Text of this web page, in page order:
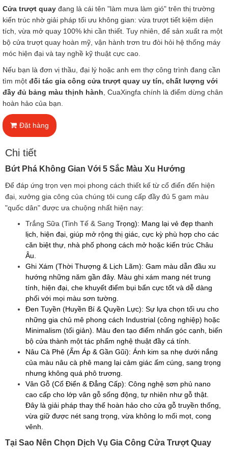
Cửa trượt quay đang là cái tên "làm mưa làm gió" trên thị trường
kiến trúc nhờ giải pháp tối ưu không gian: vừa trượt tiết kiệm diện
tích, vừa mở quay 100% khi cần thiết. Tuy nhiên, để sản xuất ra một
bộ cửa trượt quay hoàn mỹ, vận hành trơn tru đòi hỏi hệ thống máy
móc hiện đại và tay nghề kỹ thuật cực cao.
Nếu bạn là đơn vị thầu, đại lý hoặc anh em thợ công trình đang cần
tìm một đối tác gia công cửa trượt quay uy tín, chất lượng với
đầy đủ bảng màu thịnh hành , CuaXingfa chính là điểm dừng chân
hoàn hảo của bạn.
Đặt hàng
Chi tiết
Bứt Phá Không Gian Với 5 Sắc Màu Xu Hướng
Để đáp ứng trọn vẹn mọi phong cách thiết kế từ cổ điển đến hiện
đại, xưởng gia công của chúng tôi cung cấp đầy đủ 5 gam màu
"quốc dân" được ưa chuộng nhất hiện nay:
Trắng Sữa (Tinh Tế & Sang Trọng): Mang lại vẻ đẹp thanh
lịch, hiện đại, giúp mở rộng thị giác, cực kỳ phù hợp cho các
căn biệt thự, nhà phố phong cách mở hoặc kiến trúc Châu
Âu.
Ghi Xám (Thời Thượng & Lịch Lãm): Gam màu dẫn đầu xu
hướng những năm gần đây. Màu ghi xám mang nét trung
tính, hiện đại, che khuyết điểm bụi bẩn cực tốt và dễ dàng
phối với mọi màu sơn tường.
Đen Tuyền (Huyền Bí & Quyền Lực): Sự lựa chọn tối ưu cho
những gia chủ mê phong cách Industrial (công nghiệp) hoặc
Minimalism (tối giản). Màu đen tạo điểm nhấn góc cạnh, biến
bộ cửa thành một tác phẩm nghệ thuật đầy cá tính.
Nâu Cà Phê (Ấm Áp & Gần Gũi): Ánh kim sa nhẹ dưới nắng
của màu nâu cà phê mang lại cảm giác ấm cúng, sang trọng
nhưng không quá phô trương.
Vân Gỗ (Cổ Điển & Đẳng Cấp): Công nghệ sơn phủ nano
cao cấp cho lớp vân gỗ sống động, tự nhiên như gỗ thật.
Đây là giải pháp thay thế hoàn hảo cho cửa gỗ truyền thống,
vừa giữ được nét sang trọng, vừa không lo mối mọt, cong
vênh.
Tại Sao Nên Chọn Dịch Vụ Gia Công Cửa Trượt Quay